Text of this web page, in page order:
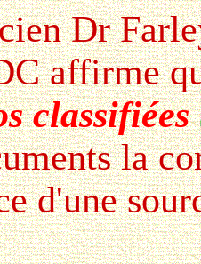
Dr Farley
affirme
classifiées
la
d'une